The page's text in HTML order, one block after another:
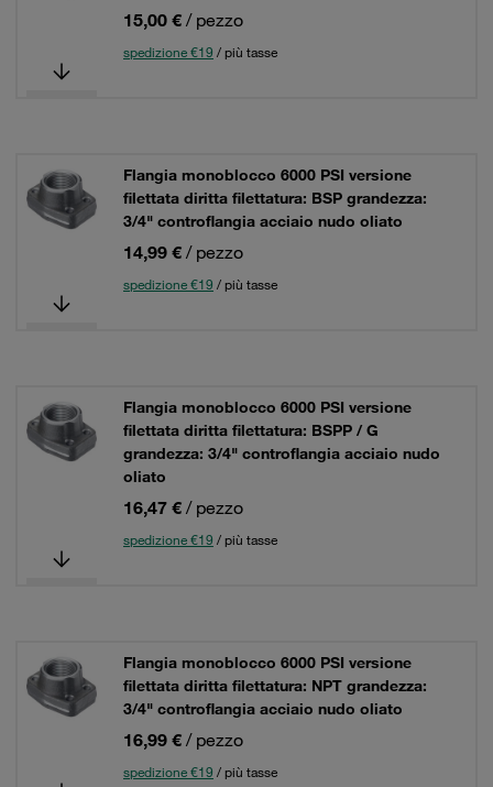
15,00 € / pezzo
spedizione €19 / più tasse
Flangia monoblocco 6000 PSI versione
filettata diritta filettatura: BSP grandezza:
3/4" controflangia acciaio nudo oliato
14,99 € / pezzo
spedizione €19 / più tasse
Flangia monoblocco 6000 PSI versione
filettata diritta filettatura: BSPP / G
grandezza: 3/4" controflangia acciaio nudo
oliato
16,47 € / pezzo
spedizione €19 / più tasse
Flangia monoblocco 6000 PSI versione
filettata diritta filettatura: NPT grandezza:
3/4" controflangia acciaio nudo oliato
16,99 € / pezzo
spedizione €19 / più tasse